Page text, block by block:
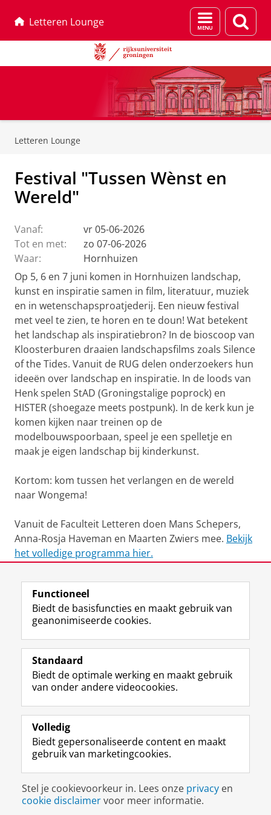
Letteren Lounge
Menu
en
Letteren Lounge
Festival "Tussen Wènst en
Wereld"
Vanaf:
vr 05-06-2026
Tot en met:
zo 07-06-2026
Waar:
Hornhuizen
Op 5, 6 en 7 juni komen in Hornhuizen landschap,
kunst en inspiratie samen in film, literatuur, muziek
en in wetenschapsproatjederij. Een nieuw festival
met veel te zien, te horen en te doun! Wat betekent
het landschap als inspiratiebron? In de bioscoop van
Kloosterburen draaien landschapsfilms zoals Silence
of the Tides. Vanuit de RUG delen onderzoekers hun
ideeën over landschap en inspiratie. In de loods van
Henk spelen StAD (Groningstalige poprock) en
HISTER (shoegaze meets postpunk). In de kerk kun je
komen kijken naar treinen op de
modelbouwspoorbaan, speel je een spelletje en
maak je eigen landschap bij kinderkunst.
Kortom: kom tussen het verlangen en de wereld
naar Wongema!
Vanuit de Faculteit Letteren doen Mans Schepers,
Anna-Rosja Haveman en Maarten Zwiers mee. Bekijk
het volledige programma hier.
Deel dit Facebook LinkedIn
i
n
d
I
o
b
e
Disclaimer & Copyright
Inloggen
Functioneel
Biedt de basisfuncties en maakt gebruik van
geanonimiseerde cookies.
Standaard
Biedt de optimale werking en maakt gebruik
van onder andere videocookies.
Volledig
Biedt gepersonaliseerde content en maakt
gebruik van marketingcookies.
Stel je cookievoorkeur in. Lees onze privacy en
cookie disclaimervoor meer informatie.